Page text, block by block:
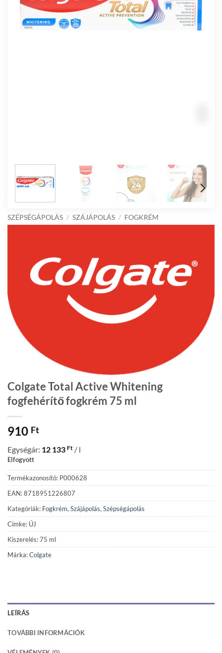
SZÉPSÉGÁPOLÁS / SZÁJÁPOLÁS / FOGKRÉM
Colgate Total Active Whitening
fogfehérítő fogkrém 75 ml
910 Ft
Egységár: 12 133 Ft / l
Elfogyott
Termékazonosító: P000628
EAN: 8718951226807
Kategóriák: Fogkrém, Szájápolás, Szépségápolás
Címke: ÚJ
Kiszerelés: 75 ml
Márka:Colgate
LEÍRÁS
TOVÁBBI INFORMÁCIÓK